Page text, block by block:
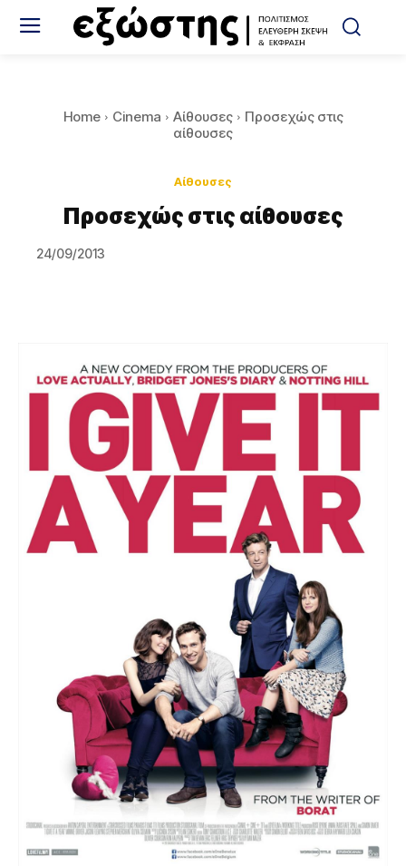
Home Cinema Αίθουσες
Προσεχώς στις
αίθουσες
Αίθουσες
Προσεχώς στις αίθουσες
24/09/2013